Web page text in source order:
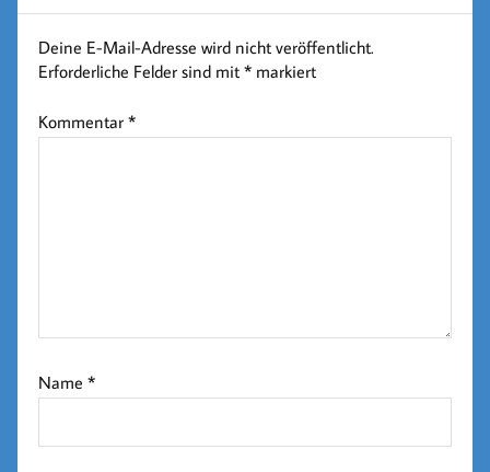
Deine E-Mail-Adresse wird nicht veröffentlicht.
Erforderliche Felder sind mit* markiert
Kommentar*
Name*